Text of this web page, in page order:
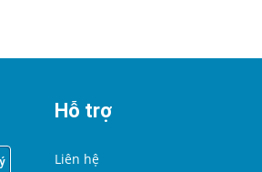
Hỗ trợ
Liên hệ